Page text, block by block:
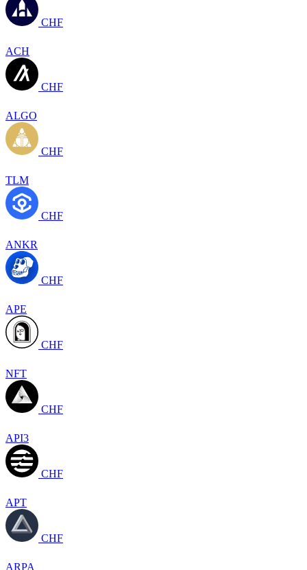
CHF
ACH
CHF
ALGO
CHF
TLM
CHF
ANKR
CHF
APE
CHF
NFT
CHF
API3
CHF
APT
CHF
ARPA